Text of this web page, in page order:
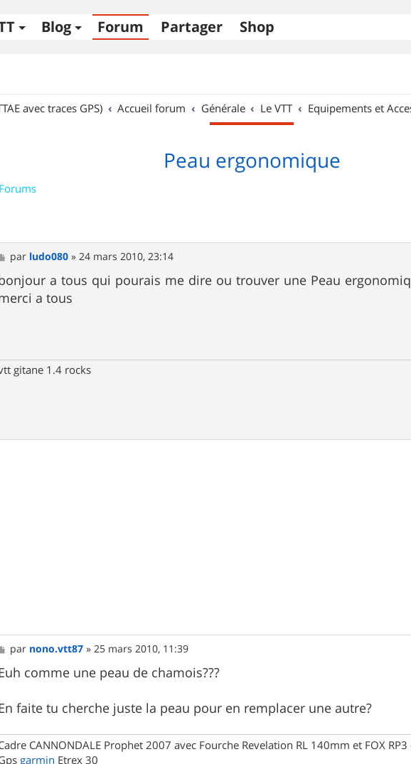
Blog Forum Partager Shop
avec traces GPS)
Accueil forum Générale Le VTT Equipements et
Peau ergonomique
M
e
s
s
a
par ludo080 »24 mars 2010, 23:14
a tous qui pourais me dire ou trouver une Peau
a tous
gitane 1.4 rocks
M
e
s
s
g
e
par nono.vtt87 »25 mars 2010, 11:39
comme une peau de chamois???
faite tu cherche juste la peau pour en remplacer une autre?
CANNONDALE Prophet 2007 avec Fourche Revelation RL 140mm et FOX
garmin Etrex 30